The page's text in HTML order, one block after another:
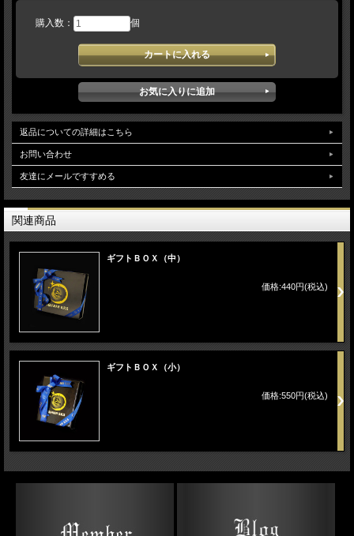
購入数： 個
返品についての詳細はこちら
お問い合わせ
友達にメールですすめる
関連商品
ギフトＢＯＸ（中）
価格:440円(税込)
ギフトＢＯＸ（小）
価格:550円(税込)